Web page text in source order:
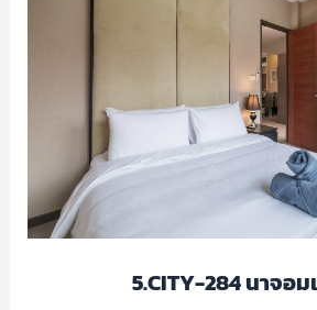
5.CITY-284 นาจอ